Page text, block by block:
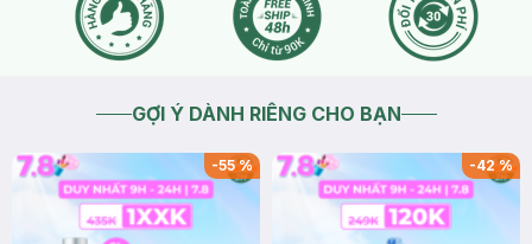
GỢI Ý DÀNH RIÊNG CHO BẠN
-55% -42%